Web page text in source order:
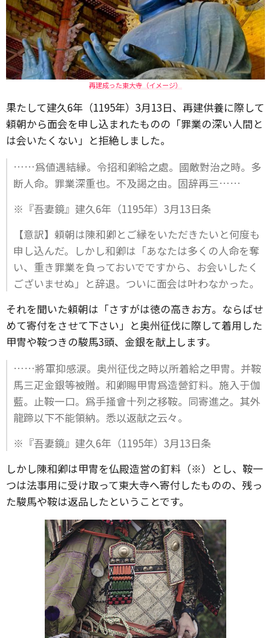
再建成った東大寺（イメージ）
果たして建久6年（1195年）3月13日、再建供養に際して
頼朝から面会を申し込まれたものの「罪業の深い人間と
は会いたくない」と拒絶しました。
……爲値遇結縁。令招和卿給之處。國敵對治之時。多
断人命。罪業深重也。不及謁之由。固辞再三……
※『吾妻鏡』建久6年（1195年）3月13日条
【意訳】頼朝は陳和卿とご縁をいただきたいと何度も
申し込んだ。しかし和卿は「あなたは多くの人命を奪
い、重き罪業を負っておいでですから、お会いしたく
ございませぬ」と辞退。ついに面会は叶わなかった。
それを聞いた頼朝は「さすがは徳の高きお方。ならばせ
めて寄付をさせて下さい」と奥州征伐に際して着用した
甲冑や鞍つきの駿馬3頭、金銀を献上します。
……將軍抑感涙。奥州征伐之時以所着給之甲冑。并鞍
馬三疋金銀等被贈。和卿賜甲冑爲造營釘料。施入于伽
藍。止鞍一口。爲手掻會十列之移鞍。同寄進之。其外
龍蹄以下不能領納。悉以返献之云々。
※『吾妻鏡』建久6年（1195年）3月13日条
しかし陳和卿は甲冑を仏殿造営の釘料（※）とし、鞍一
つは法事用に受け取って東大寺へ寄付したものの、残っ
た駿馬や鞍は返品したということです。